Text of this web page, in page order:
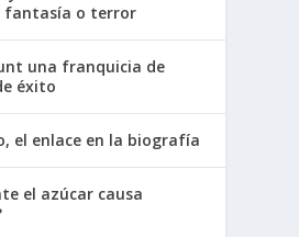
fantasía o terror
una franquicia de
éxito
el enlace en la biografía
el azúcar causa